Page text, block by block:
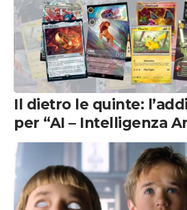
Il dietro le quinte:
per “AI – Intelligenza